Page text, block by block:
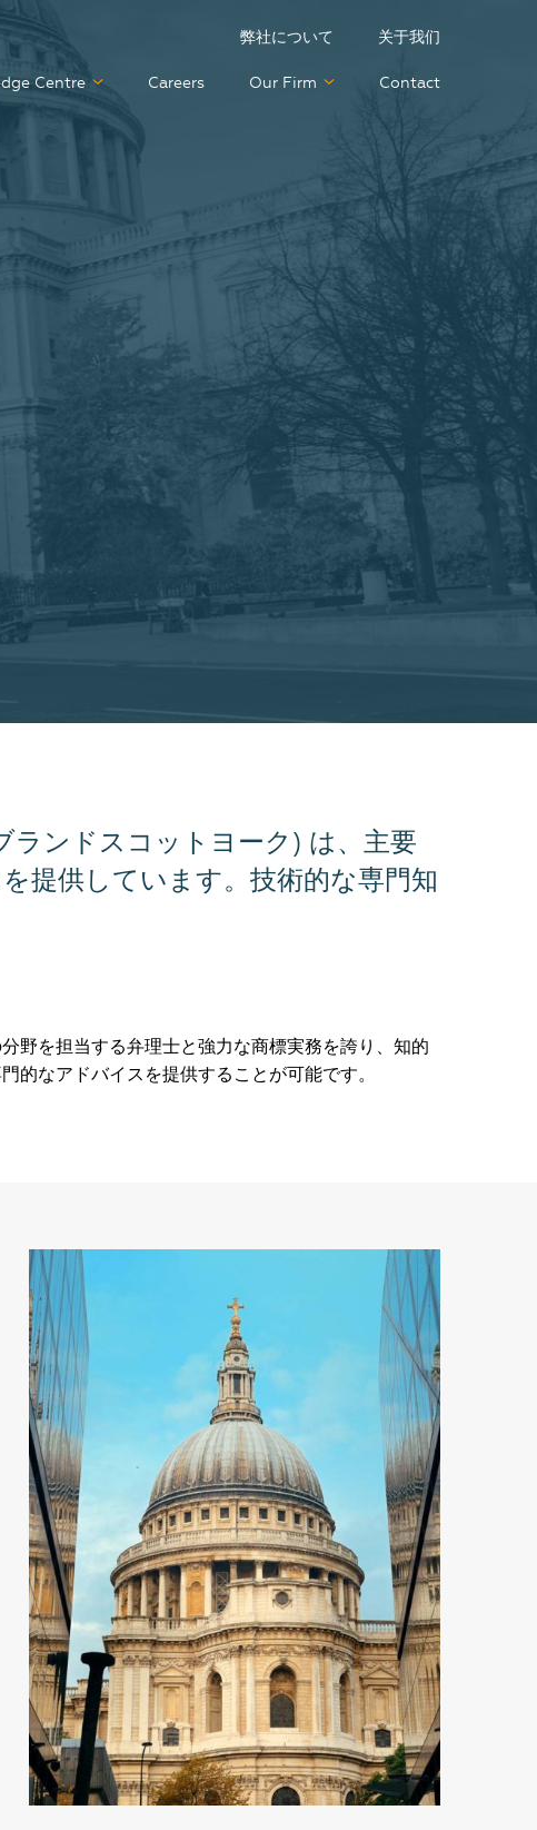
弊社について 关于我们
Centre Careers Our Firm Contact
ンドスコットヨーク) は、主要
提供しています。技術的な専門知
野を担当する弁理士と強力な商標実務を誇り、知的
的なアドバイスを提供することが可能です。